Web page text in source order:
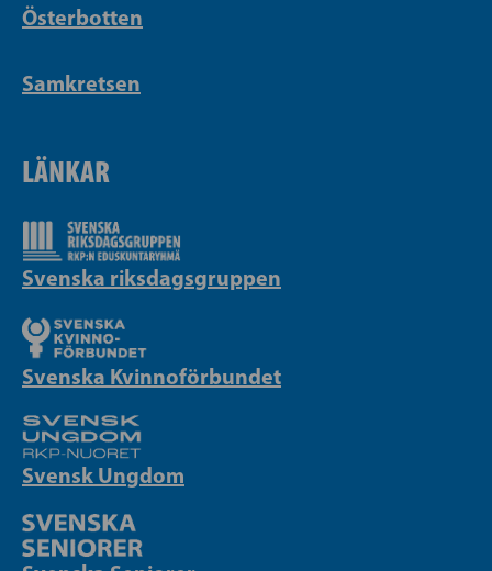
Österbotten
Samkretsen
LÄNKAR
Svenska riksdagsgruppen
Svenska Kvinnoförbundet
Svensk Ungdom